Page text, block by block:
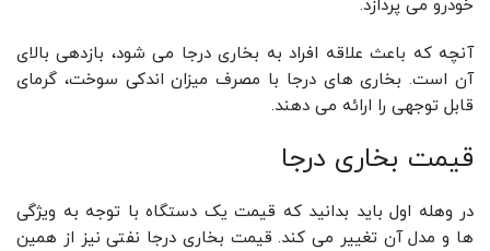
خودرو می پردازد.
آنچه که باعث علاقه افراد به بخاری درجا می شود، بازدهی بالای
آن است. بخاری های درجا با مصرف میزان اندکی سوخت، گرمای
قابل توجهی را ارائه می دهند.
قیمت بخاری درجا
در وهله اول باید بدانید که قیمت یک دستگاه با توجه به ویژگی
ها و مدل آن تغییر می کند. قیمت بخاری درجا نفتی نیز از همین